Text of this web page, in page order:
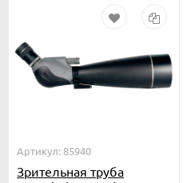
Артикул: 85940
Зрительная труба